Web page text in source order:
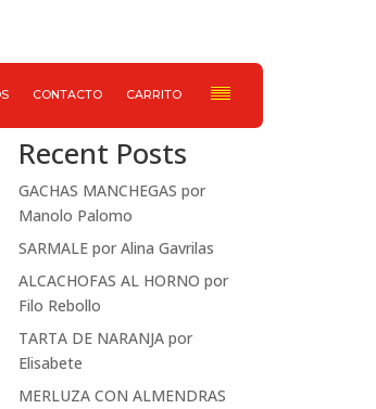
CONTACTO CARRITOBuscar
Recent Posts
GACHAS MANCHEGAS por
Manolo Palomo
SARMALE por Alina Gavrilas
ALCACHOFAS AL HORNO por
Filo Rebollo
TARTA DE NARANJA por
Elisabete
MERLUZA CON ALMENDRAS